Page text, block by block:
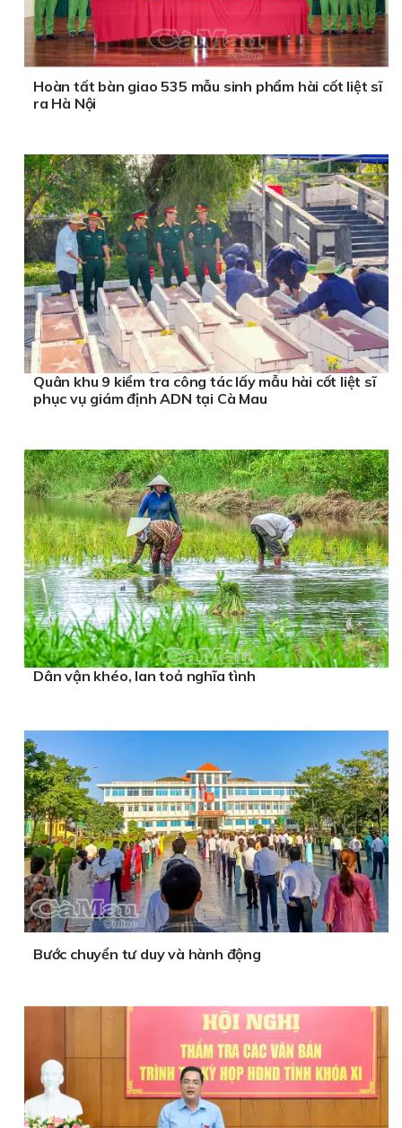
Hoàn tất bàn giao 535 mẫu sinh phẩm hài cốt liệt sĩ
ra Hà Nội
Quân khu 9 kiểm tra công tác lấy mẫu hài cốt liệt sĩ
phục vụ giám định ADN tại Cà Mau
Dân vận khéo, lan toả nghĩa tình
Bước chuyển tư duy và hành động